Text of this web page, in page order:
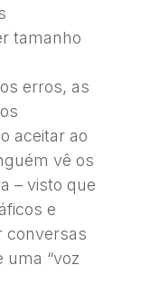
tamanho
erros, as
aceitar ao
vê os
– visto que
e
conversas
uma “voz